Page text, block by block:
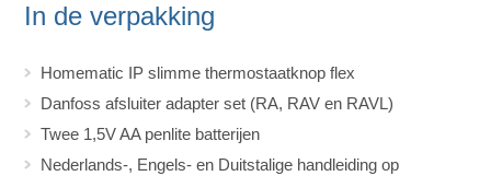
In de verpakking
Homematic IP slimme thermostaatknop flex
Danfoss afsluiter adapter set (RA, RAV en RAVL)
Twee 1,5V AA penlite batterijen
Nederlands-, Engels- en Duitstalige handleiding op